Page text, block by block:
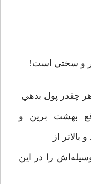
و سختي است!
چقدر پول بدهي
بهشت برين و
از
را در اين